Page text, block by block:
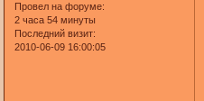
Провел на форуме:
2 часа 54 минуты
Последний визит:
2010-06-09 16:00:05